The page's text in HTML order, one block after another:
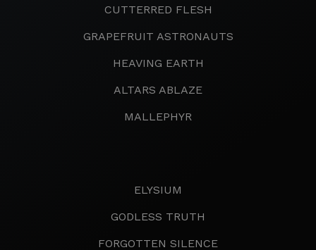
CUTTERRED FLESH
GRAPEFRUIT ASTRONAUTS
HEAVING EARTH
ALTARS ABLAZE
MALLEPHYR
ELYSIUM
GODLESS TRUTH
FORGOTTEN SILENCE